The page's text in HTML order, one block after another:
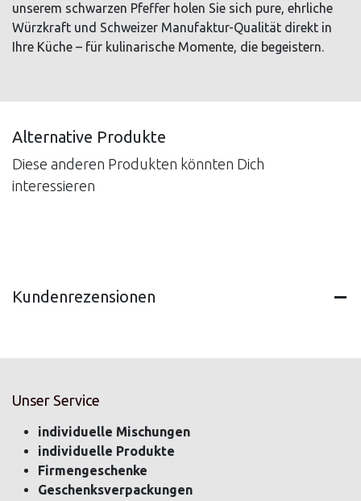
unserem schwarzen Pfeffer holen Sie sich pure, ehrliche
Würzkraft und Schweizer Manufaktur-Qualität direkt in
Ihre Küche – für kulinarische Momente, die begeistern.
Alternative Produkte
Diese anderen Produkten könnten Dich
interessieren
Kundenrezensionen
Unser Service
individuelle Mischungen
individuelle Produkte
Firmengeschenke
Geschenksverpackungen